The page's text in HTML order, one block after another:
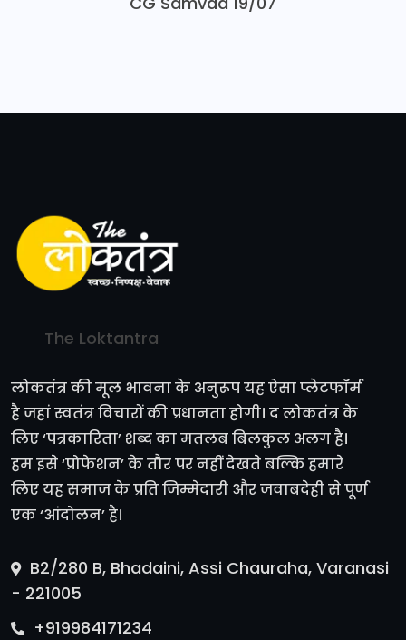
The Loktantra
लोकतंत्र की मूल भावना के अनुरूप यह ऐसा प्लेटफॉर्म
है जहां स्वतंत्र विचारों की प्रधानता होगी। द लोकतंत्र के
लिए ‘पत्रकारिता’ शब्द का मतलब बिलकुल अलग है।
हम इसे ‘प्रोफेशन’ के तौर पर नहीं देखते बल्कि हमारे
लिए यह समाज के प्रति जिम्मेदारी और जवाबदेही से पूर्ण
एक ‘आंदोलन’ है।
B2/280 B, Bhadaini, Assi Chauraha, Varanasi
- 221005
+919984171234